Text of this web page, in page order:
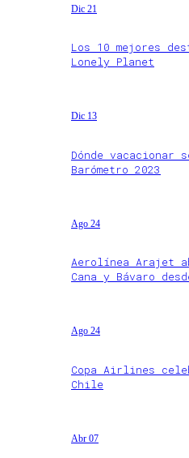
Dic 21
Los 10 mejores
Lonely Planet
Dic 13
Dónde vacacionar
Barómetro 2023
Ago 24
Aerolínea Arajet
Cana y Bávaro
Ago 24
Copa Airlines
Chile
Abr 07